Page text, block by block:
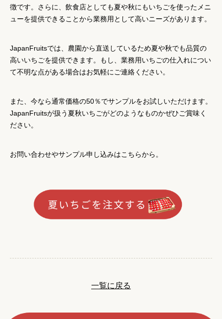
徴です。さらに、飲食店としても夏や秋にもいちごを使ったメニ
ューを提供できることから業務用として高いニーズがあります。
JapanFruitsでは、農園から直送しているため夏や秋でも品質の
高いいちごを提供できます。もし、業務用いちごの仕入れについ
て不明な点がある場合はお気軽にご連絡ください。
また、今なら通常価格の50％でサンプルをお試しいただけます。
JapanFruitsが扱う夏秋いちごがどのようなものかぜひご賞味く
ださい。
お問い合わせやサンプル申し込みはこちらから。
一覧に戻る